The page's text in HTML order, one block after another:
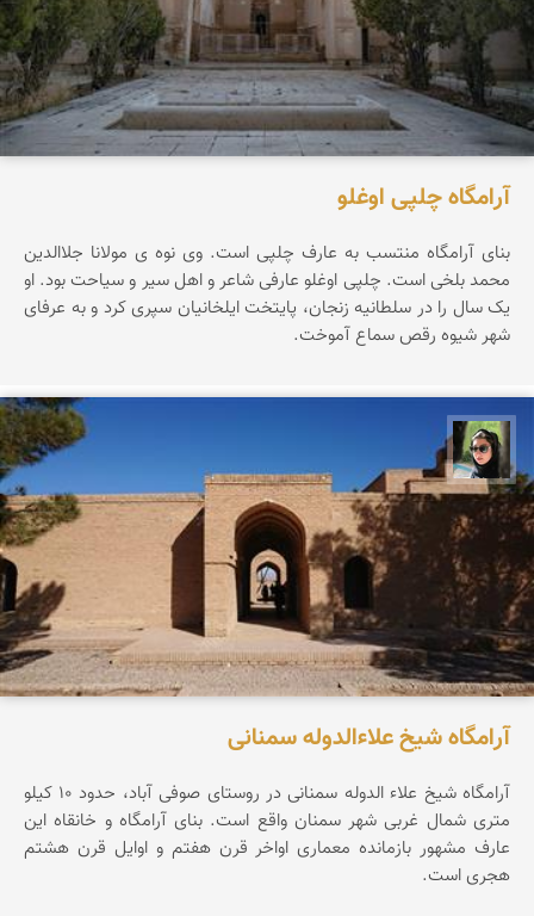
آرامگاه چلپی اوغلو
بنای آرامگاه منتسب به عارف چلپی است. وی نوه ی مولانا جلاالدین
محمد بلخی است. چلپی اوغلو عارفی شاعر و اهل سیر و سیاحت بود. او
یک سال را در سلطانیه زنجان، پایتخت ایلخانیان سپری کرد و به عرفای
شهر شیوه رقص سماع آموخت.
سپیده اصلان
آرامگاه شیخ علاءالدوله سمنانی
آرامگاه شیخ علاء الدوله سمنانی در روستای صوفی آباد، حدود ۱۰ کیلو
متری شمال غربی شهر سمنان واقع است. بنای آرامگاه و خانقاه این
عارف مشهور بازمانده معماری اواخر قرن هفتم و اوایل قرن هشتم
هجری است.